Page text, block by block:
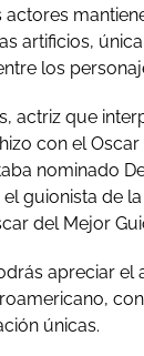
artificios,
los
actriz que
con el
nominado
guionista de
del Mejor
apreciar el
únicas.